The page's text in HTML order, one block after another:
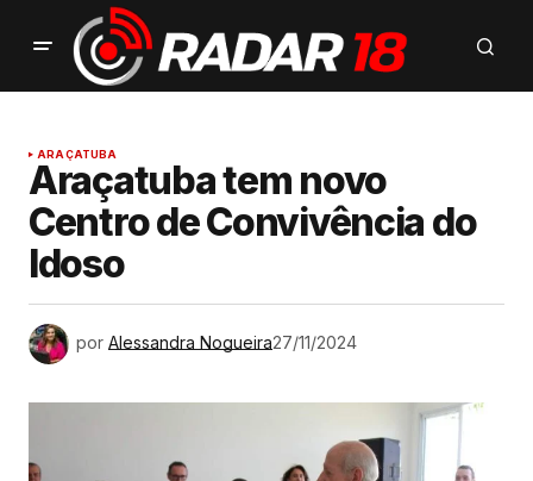
ARAÇATUBA
Araçatuba tem novo
Centro de Convivência do
Idoso
por Alessandra Nogueira27/11/2024